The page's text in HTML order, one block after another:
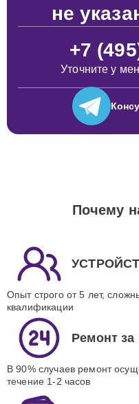
не
+7
Уточните у
Почему
Опыт строго от 5 лет,
квалификации
Ремонт за
В 90% случаев ремонт
течение 1-2 часов